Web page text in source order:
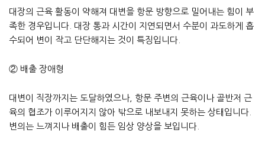
대장의 근육 활동이 약해져 대변을 항문 방향으로 밀어내는 힘이 부
족한 경우입니다. 대장 통과 시간이 지연되면서 수분이 과도하게 흡
수되어 변이 작고 단단해지는 것이 특징입니다.
② 배출 장애형
대변이 직장까지는 도달하였으나, 항문 주변의 근육이나 골반저 근
육의 협조가 이루어지지 않아 밖으로 내보내지 못하는 상태입니다.
변의는 느껴지나 배출이 힘든 임상 양상을 보입니다.